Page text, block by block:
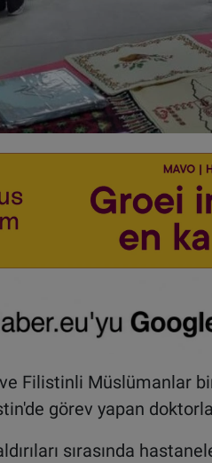
Filistinli Müslümanlar
görev yapan
sırasında